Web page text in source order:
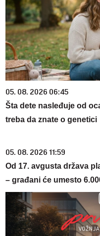
05. 08. 2026 06:45
Šta dete nasleđuje od
treba da znate o genetici
05. 08. 2026 11:59
Od 17. avgusta država
– građani će umesto